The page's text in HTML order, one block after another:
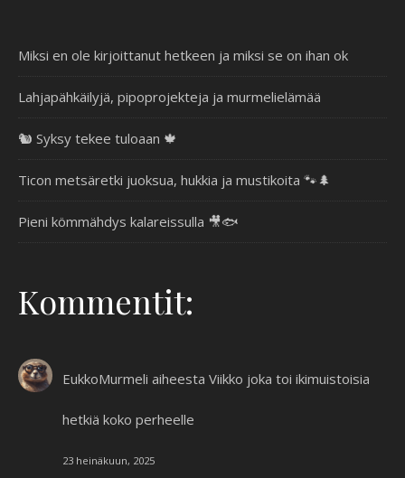
Miksi en ole kirjoittanut hetkeen ja miksi se on ihan ok
Lahjapähkäilyjä, pipoprojekteja ja murmelielämää
🐿️ Syksy tekee tuloaan 🍁
Ticon metsäretki juoksua, hukkia ja mustikoita 🐾🌲
Pieni kömmähdys kalareissulla 🎥🐟
Kommentit:
EukkoMurmeli aiheesta Viikko joka toi ikimuistoisia
hetkiä koko perheelle
23 heinäkuun, 2025